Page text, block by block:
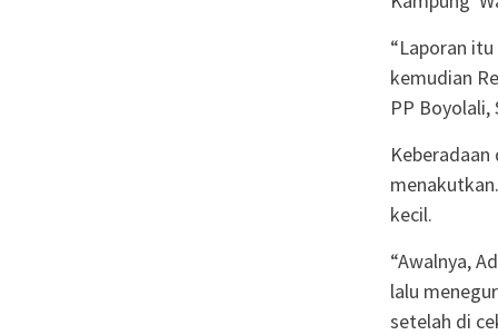
“Laporan
kemudian
PP Boyolali,
kecil.
“Awalnya,
lalu
setelah di